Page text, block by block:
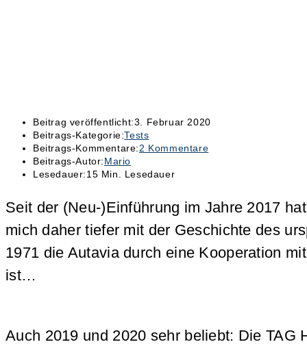
Beitrag veröffentlicht:3. Februar 2020
Beitrags-Kategorie:Tests
Beitrags-Kommentare:2 Kommentare
Beitrags-Autor:Mario
Lesedauer:15 Min. Lesedauer
Seit der (Neu-)Einführung im Jahre 2017
mich daher tiefer mit der Geschichte des
1971 die Autavia durch eine Kooperation
ist…
Auch 2019 und 2020 sehr beliebt: Die TAG